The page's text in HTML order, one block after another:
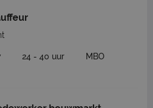
24 - 40 uur
MBO